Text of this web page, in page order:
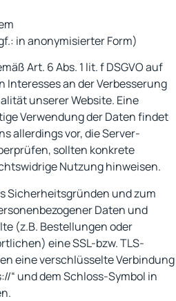
in anonymisierter Form)
Art. 6 Abs. 1 lit. f DSGVO auf
Interesses an der Verbesserung
unserer Website. Eine
Verwendung der Daten findet
allerdings vor, die Server-
sollten konkrete
Nutzung hinweisen.
Sicherheitsgründen und zum
Daten und
(z.B. Bestellungen oder
eine SSL-bzw. TLS-
eine verschlüsselte Verbindung
“ und dem Schloss-Symbol in